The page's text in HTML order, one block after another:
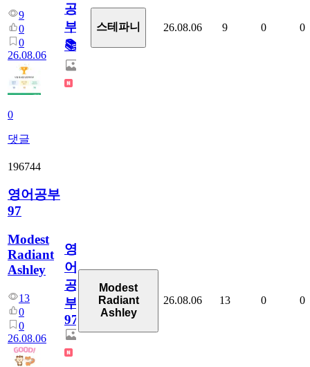
9
0
0
26.08.06
0
댓글
공
부!
📚
스테파니 26.08.06 9 0 0
196744
영어공부
97
Modest
Radiant
Ashley
13
0
0
26.08.06
영
어
공
부
97
Modest
Radiant
Ashley
26.08.06 13 0 0